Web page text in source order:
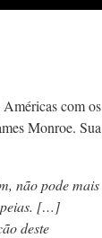
com os
Monroe. Sua
não pode mais
[…]
deste